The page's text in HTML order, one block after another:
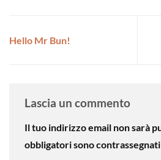
Hello Mr Bun!
Lascia un commento
Il tuo indirizzo email non sarà
obbligatori sono contrassegnati